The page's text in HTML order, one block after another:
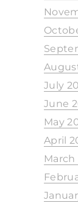
July
June
May
April
March